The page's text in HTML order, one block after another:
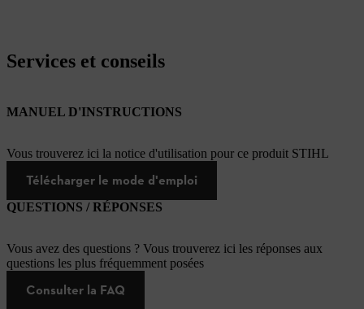
Services et conseils
MANUEL D'INSTRUCTIONS
Vous trouverez ici la notice d'utilisation pour ce produit STIHL
Télécharger le mode d'emploi
QUESTIONS / RÉPONSES
Vous avez des questions ? Vous trouverez ici les réponses aux
questions les plus fréquemment posées
Consulter la FAQ